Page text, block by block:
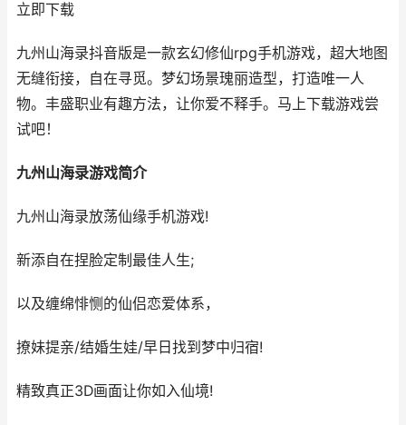
立即下载
九州山海录抖音版是一款玄幻修仙rpg手机游戏，超大地图
无缝衔接，自在寻觅。梦幻场景瑰丽造型，打造唯一人
物。丰盛职业有趣方法，让你爱不释手。马上下载游戏尝
试吧！
九州山海录游戏简介
九州山海录放荡仙缘手机游戏!
新添自在捏脸定制最佳人生;
以及缠绵悱恻的仙侣恋爱体系，
撩妹提亲/结婚生娃/早日找到梦中归宿!
精致真正3D画面让你如入仙境!